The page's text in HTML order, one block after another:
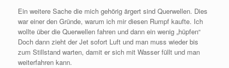
Ein weitere Sache die mich gehörig ärgert sind Querwellen. Dies
war einer den Gründe, warum ich mir diesen Rumpf kaufte. Ich
wollte über die Querwellen fahren und dann ein wenig „hüpfen“
Doch dann zieht der Jet sofort Luft und man muss wieder bis
zum Stillstand warten, damit er sich mit Wasser füllt und man
weiterfahren kann.